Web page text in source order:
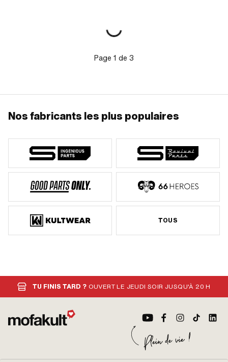
Page 1 de 3
Nos fabricants les plus populaires
TOUS
TU FINIS TARD ? OUVERT LE JEUDI SOIR JUSQU'À 20 H